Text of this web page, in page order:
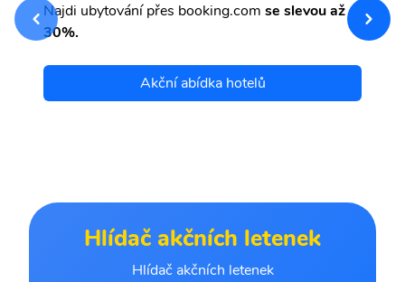
Najdi ubytování přes booking.com se slevou až
30%.
Akční abídka hotelů
Hlídač akčních letenek
Hlídač akčních letenek